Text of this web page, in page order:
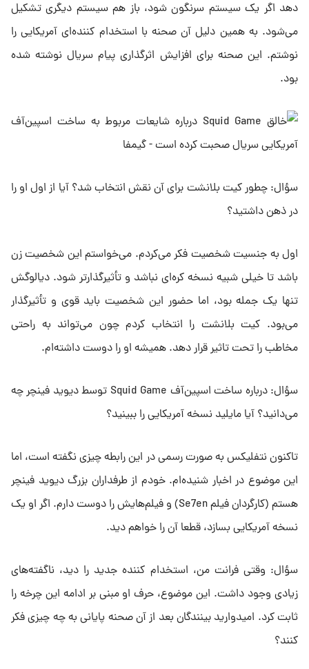
دهد اگر یک سیستم سرنگون شود، باز هم سیستم دیگری تشکیل
می‌شود. به همین دلیل آن صحنه با استخدام‌ کننده‌ای آمریکایی را
نوشتم. این صحنه برای افزایش اثرگذاری پیام سریال نوشته شده
بود.
سؤال: چطور کیت بلانشت برای آن نقش انتخاب شد؟ آیا از اول او را
در ذهن داشتید؟
اول به جنسیت شخصیت فکر می‌کردم. می‌خواستم این شخصیت زن
باشد تا خیلی شبیه نسخه کره‌ای نباشد و تأثیرگذارتر شود. دیالوگش
تنها یک جمله بود، اما حضور این شخصیت باید قوی و تأثیرگذار
می‌بود. کیت بلانشت را انتخاب کردم چون می‌تواند به راحتی
مخاطب را تحت تاثیر قرار دهد. همیشه او را دوست داشته‌ام.
سؤال: درباره ساخت اسپین‌آف Squid Game توسط دیوید فینچر چه
می‌دانید؟ آیا مایلید نسخه آمریکایی را ببینید؟
تاکنون نتفلیکس به‌ صورت رسمی در این رابطه چیزی نگفته است، اما
این موضوع در اخبار شنیده‌ام. خودم از طرفداران بزرگ دیوید فینچر
هستم (کارگردان فیلم Se7en) و فیلم‌هایش را دوست دارم. اگر او یک
نسخه آمریکایی بسازد، قطعا آن را خواهم دید.
سؤال: وقتی فرانت من، استخدام‌ کننده جدید را دید، ناگفته‌های
زیادی وجود داشت. این موضوع، حرف او مبنی بر ادامه این چرخه را
ثابت کرد. امیدوارید بینندگان بعد از آن صحنه پایانی به چه چیزی فکر
کنند؟